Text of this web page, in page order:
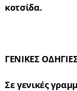
κοτσίδα.
ΓΕΝΙΚΕΣ
Σε γενικές